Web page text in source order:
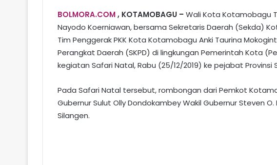
BOLMORA.COM, KOTAMOBAGU – Wali Kota Kotamobagu
Nayodo Koerniawan, bersama Sekretaris Daerah (Sekda)
Tim Penggerak PKK Kota Kotamobagu Anki Taurina
Perangkat Daerah (SKPD) di lingkungan Pemerintah Kota
kegiatan Safari Natal, Rabu (25/12/2019) ke pejabat Provinsi
Pada Safari Natal tersebut, rombongan dari Pemkot
Gubernur Sulut Olly Dondokambey Wakil Gubernur Steven O.
Silangen.